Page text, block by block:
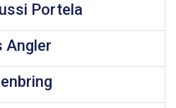
Portela
Angler